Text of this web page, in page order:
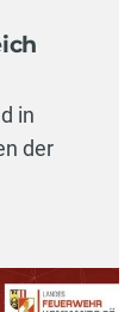
in
der